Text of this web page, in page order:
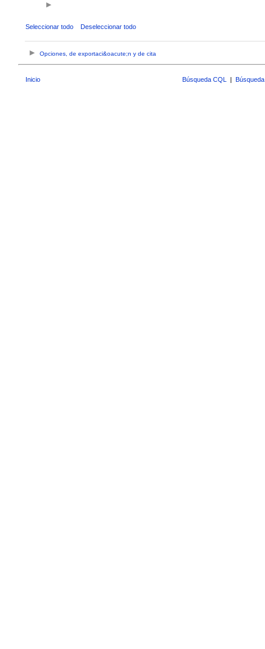
Seleccionar todo Deseleccionar todo
Opciones, de exportaci&oacute;n y de cita
Inicio Búsqueda CQL |